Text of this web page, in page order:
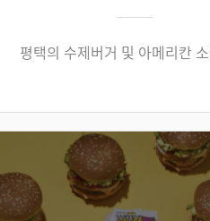
평택의 수제버거 및 아메리칸